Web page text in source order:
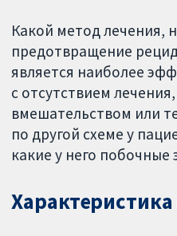
Какой метод лечения,
предотвращение
является наиболее
с отсутствием
вмешательством или
по другой схеме у
какие у него